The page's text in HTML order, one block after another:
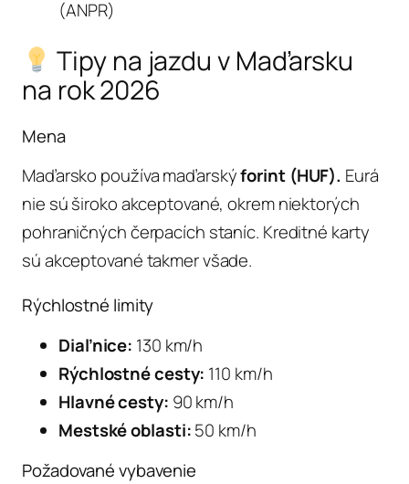
(ANPR)
Tipy na jazdu v Maďarsku
na rok 2026
Mena
Maďarsko používa maďarskýforint (HUF). Eurá
nie sú široko akceptované, okrem niektorých
pohraničných čerpacích staníc. Kreditné karty
sú akceptované takmer všade.
Rýchlostné limity
Diaľnice: 130 km/h
Rýchlostné cesty: 110 km/h
Hlavné cesty: 90 km/h
Mestské oblasti:50 km/h
Požadované vybavenie